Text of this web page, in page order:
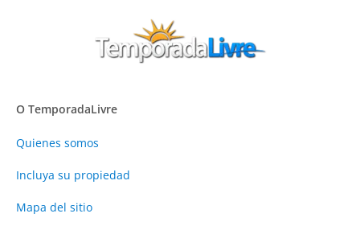
O TemporadaLivre
Quienes somos
Incluya su propiedad
Mapa del sitio